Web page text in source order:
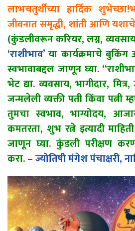
लाभचतुर्थीच्या हार्दिक
जीवनात समृद्धी, शांती आणि
(कुंडलीवरून करियर, लग्न,
‘राशीभाव’ या कार्यक्रमाचे
स्वभावाबद्दल जाणून घ्या.
भेट द्या. व्यवसाय, भागीदार,
जन्मलेली व्यक्ती पती किंवा
तुमचा स्वभाव, भाग्योदय,
कमतरता, शुभ रत्ने इत्यादी
जाणून घ्या. कुंडली परीक्षण
करा. –ज्योतिषी मंगेश पंचाक्षरी,